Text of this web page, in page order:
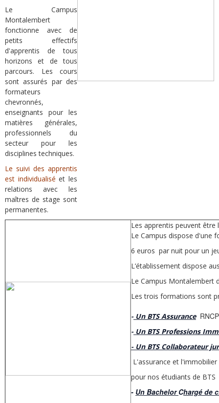
Le Campus
Montalembert
fonctionne avec de
petits effectifs
d'apprentis de tous
horizons et de tous
parcours. Les cours
sont assurés par des
formateurs
chevronnés,
enseignants pour les
matières générales,
professionnels du
secteur pour les
disciplines techniques.
Le suivi des apprentis
est individualisé et les
relations avec les
maîtres de stage sont
permanentes.
Les apprentis peuvent
Le Campus dispose d'une
6 euros par nuit pour un
L’établissement dispose
Le Campus Montalembert
Les trois formations sont
-Un BTS Assurance
-Un BTS Professions
- Un BTS Collaborateur
L'assurance et
pour nos étudiants de BTS
- Un BachelorChargé de